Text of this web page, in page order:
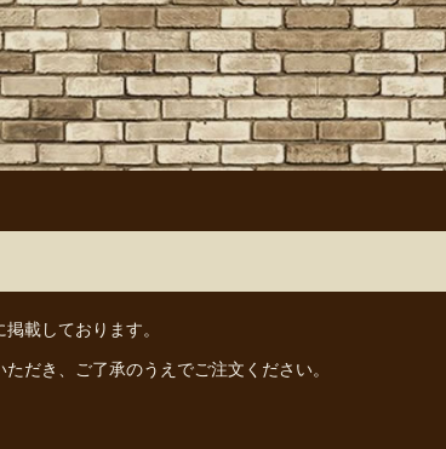
掲載しております。
だき、ご了承のうえでご注文ください。